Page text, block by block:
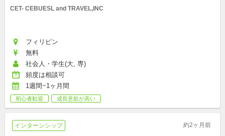
CET- CEBUESL and TRAVEL,INC
フィリピン
無料
社会人・学生(大, 専)
頻度は相談可
1週間~1ヶ月間
初心者歓迎 成長意欲が高い
インターンシップ 約2ヶ月前